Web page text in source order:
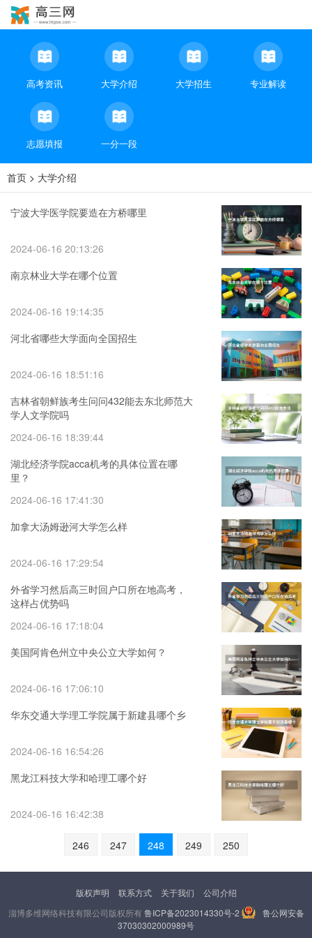
高考资讯 大学介绍 大学招生 专业解读
志愿填报 一分一段
首页 > 大学介绍
宁波大学医学院要造在方桥哪里
2024-06-16 20:13:26
南京林业大学在哪个位置
2024-06-16 19:14:35
河北省哪些大学面向全国招生
2024-06-16 18:51:16
吉林省朝鲜族考生问问432能去东北师范大
学人文学院吗
2024-06-16 18:39:44
湖北经济学院acca机考的具体位置在哪
里？
2024-06-16 17:41:30
加拿大汤姆逊河大学怎么样
2024-06-16 17:29:54
外省学习然后高三时回户口所在地高考，
这样占优势吗
2024-06-16 17:18:04
美国阿肯色州立中央公立大学如何？
2024-06-16 17:06:10
华东交通大学理工学院属于新建县哪个乡
2024-06-16 16:54:26
黑龙江科技大学和哈理工哪个好
2024-06-16 16:42:38
246 247 248 249 250
版权声明 联系方式 关于我们
公司介绍
淄博多维网络科技有限公司版权所有鲁ICP备2023014330号-2
鲁公网安备
37030302000989号